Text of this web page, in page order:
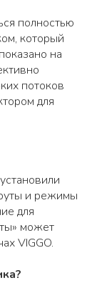
полностью
который
на
потоков
для
и режимы
для
может
VIGGO.